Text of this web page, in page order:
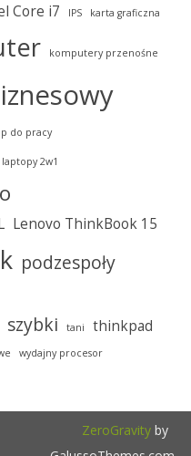
Core i7 IPS karta graficzna
komputery przenośne
do pracy
laptopy 2w1
Lenovo ThinkBook 15
podzespoły
szybki tani thinkpad
wydajny procesor
ZeroGravityby